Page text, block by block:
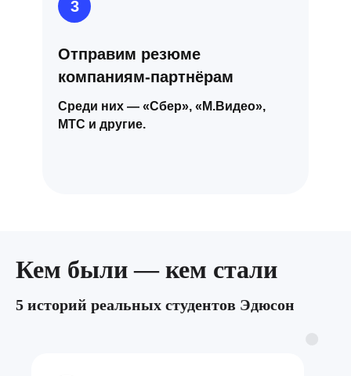
Отправим резюме
компаниям-партнёрам
3
Среди них — «Сбер», «М.Видео»,
МТС и другие.
Кем были — кем стали
5 историй реальных студентов Эдюсон